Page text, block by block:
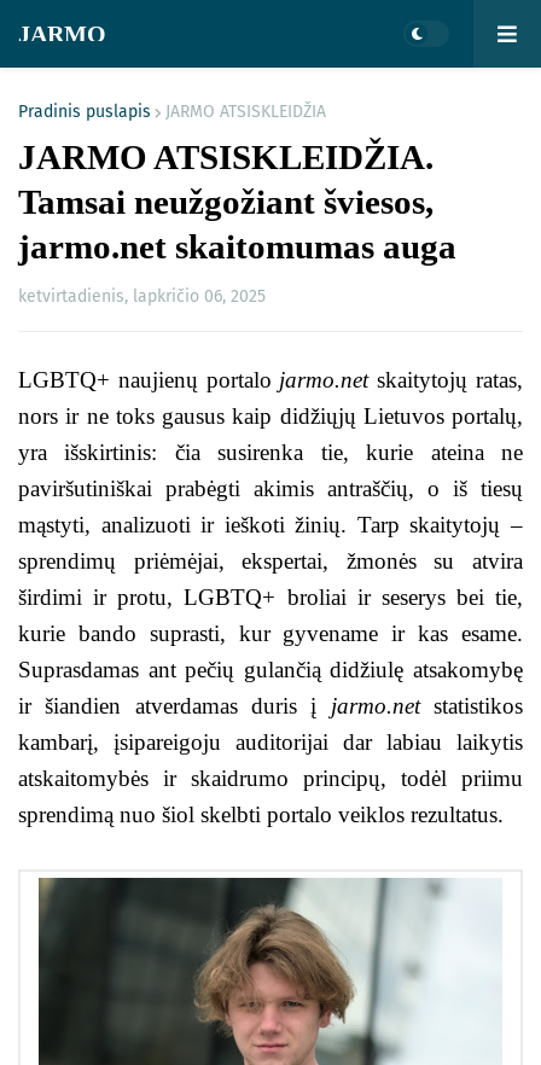
JARMO
Pradinis puslapis JARMO ATSISKLEIDŽIA
JARMO ATSISKLEIDŽIA.
Tamsai neužgožiant šviesos,
jarmo.net skaitomumas auga
ketvirtadienis, lapkričio 06, 2025
LGBTQ+ naujienų portalo jarmo.netskaitytojų ratas,
nors ir ne toks gausus kaip didžiųjų Lietuvos portalų,
yra išskirtinis: čia susirenka tie, kurie ateina ne
paviršutiniškai prabėgti akimis antraščių, o iš tiesų
mąstyti, analizuoti ir ieškoti žinių. Tarp skaitytojų –
sprendimų priėmėjai, ekspertai, žmonės su atvira
širdimi ir protu, LGBTQ+ broliai ir seserys bei tie,
kurie bando suprasti, kur gyvename ir kas esame.
Suprasdamas ant pečių gulančią didžiulę atsakomybę
ir šiandien atverdamas duris į jarmo.netstatistikos
kambarį, įsipareigoju auditorijai dar labiau laikytis
atskaitomybės ir skaidrumo principų, todėl priimu
sprendimą nuo šiol skelbti portalo veiklos rezultatus.